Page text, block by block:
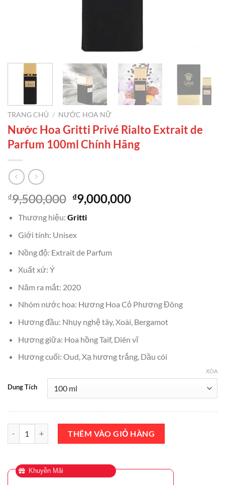
TRANG CHỦ / NƯỚC HOA NỮ
Nước Hoa Gritti Privé Rialto Extrait de
Parfum 100ml Chính Hãng
₫9,500,000 Giá
gốc
là:
₫9,500,000.
₫9,000,000Giá
Thương hiệu: Gritti
Giới tính: Unisex
Nồng độ: Extrait de Parfum
Xuất xứ: Ý
Năm ra mắt: 2020
Nhóm nước hoa: Hương Hoa Cỏ Phương Đông
Hương đầu: Nhụy nghệ tây, Xoài, Bergamot
Hương giữa: Hoa hồng Taif, Diên vĩ
Hương cuối: Oud, Xạ hương trắng, Dầu cói
Dung Tích
XÓA
Nước Hoa Gritti Privé Rialto Extrait de Parfum 100ml Chính Hãng
THÊM VÀO GIỎ HÀNG
Khuyễn Mãi